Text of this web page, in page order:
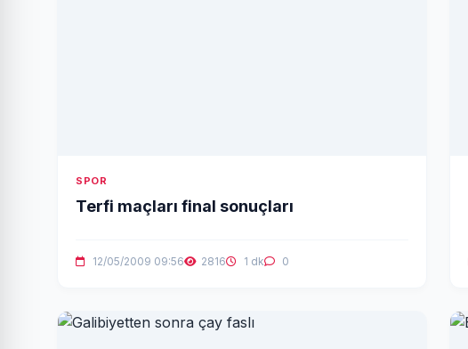
SPOR
Terfi maçları final sonuçları
12/05/2009 09:56 2816 1 dk 0